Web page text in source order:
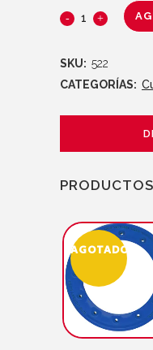
SKU: 522
CATEGORÍAS:
AGOTADO